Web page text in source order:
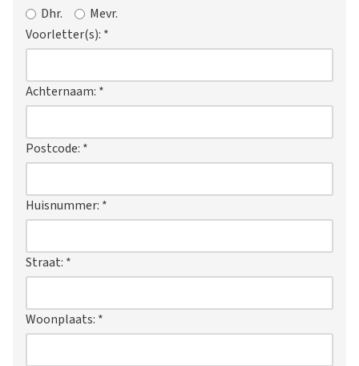
Dhr.
Mevr.
Voorletter(s): *
Achternaam: *
Postcode: *
Huisnummer: *
Straat: *
Woonplaats: *